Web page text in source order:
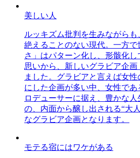
美しい人
ルッキズム批判を生みながら
絶えることのない現代。一方で
さ」はパターン化し、形骸化
思いから、新しいグラビア企
ました。グラビアと言えば女
にした企画が多い中、女性であ
ロデューサーに据え、豊かな
の、内面から醸し出される“大
なグラビア企画となります。
モテる宿にはワケがある